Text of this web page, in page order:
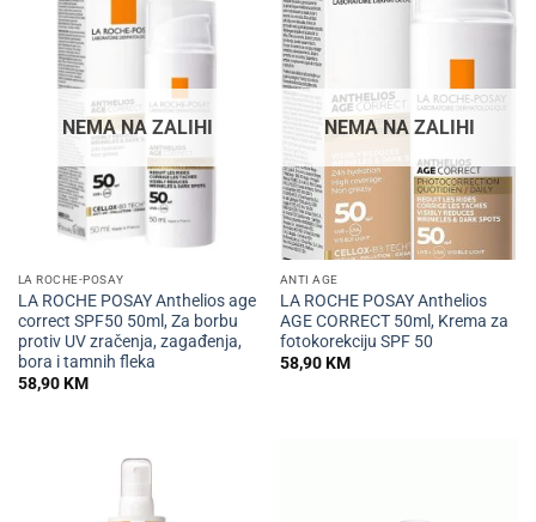
NEMA NA ZALIHI
LA ROCHE-POSAY
LA ROCHE POSAY Anthelios age
correct SPF50 50ml, Za borbu
protiv UV zračenja, zagađenja,
bora i tamnih fleka
58,90KM
NEMA NA ZALIHI
ANTI AGE
LA ROCHE POSAY Anthelios
AGE CORRECT 50ml, Krema za
fotokorekciju SPF 50
58,90KM